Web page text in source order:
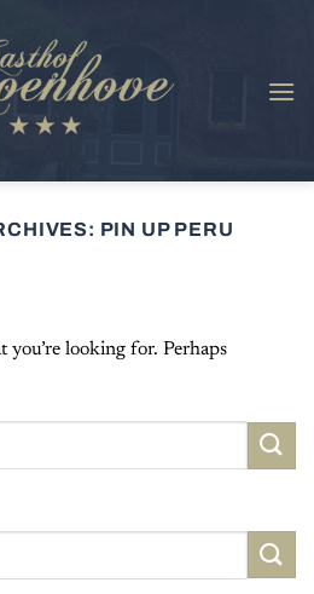
PIN UP PERU
you’re looking for. Perhaps